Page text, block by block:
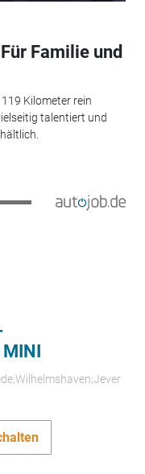
Familie und
Kilometer rein
talentiert und